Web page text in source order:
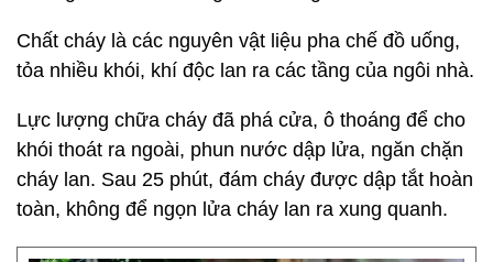
Chất cháy là các nguyên vật liệu pha chế đồ uống,
tỏa nhiều khói, khí độc lan ra các tầng của ngôi nhà.
Lực lượng chữa cháy đã phá cửa, ô thoáng để cho
khói thoát ra ngoài, phun nước dập lửa, ngăn chặn
cháy lan. Sau 25 phút, đám cháy được dập tắt hoàn
toàn, không để ngọn lửa cháy lan ra xung quanh.